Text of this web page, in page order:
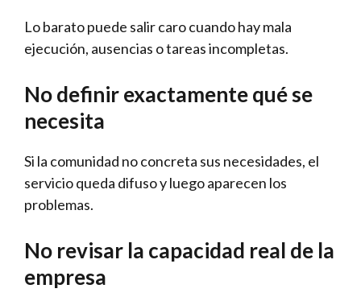
Lo barato puede salir caro cuando hay mala
ejecución, ausencias o tareas incompletas.
No definir exactamente qué se
necesita
Si la comunidad no concreta sus necesidades, el
servicio queda difuso y luego aparecen los
problemas.
No revisar la capacidad real de la
empresa